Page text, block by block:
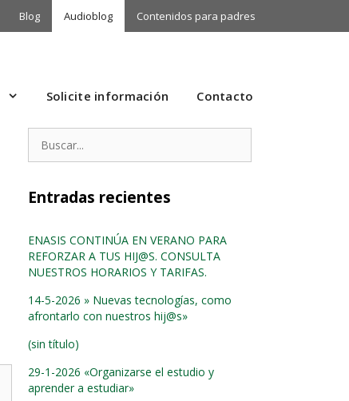
Blog Audioblog Contenidos para padres
Solicite información Contacto
Entradas recientes
ENASIS CONTINÚA EN VERANO PARA
REFORZAR A TUS HIJ@S. CONSULTA
NUESTROS HORARIOS Y TARIFAS.
14-5-2026 » Nuevas tecnologías, como
afrontarlo con nuestros hij@s»
(sin título)
29-1-2026 «Organizarse el estudio y
aprender a estudiar»